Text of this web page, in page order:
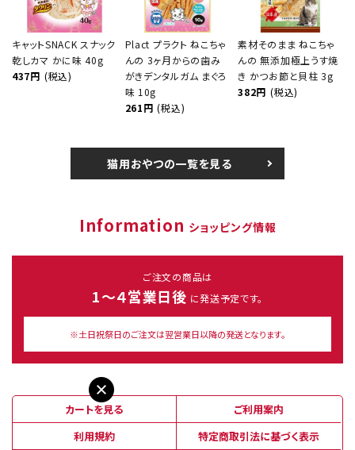
キャットSNACK スナック
乾しカマ かに味 40g
437円 (税込)
Plact プラクト ねこちゃ
んの 3ヶ月からの歯み
がきデンタルガム まぐろ
味 10g
261円 (税込)
素材そのまま ねこちゃ
んの 無添加極上うす焼
き かつお節と貝柱 3g
382円 (税込)
猫用おやつの一覧を見る
Information ショッピング情報
ご注文の商品は
1～４営業日後 に発送予定です。
※土日祝祭日のご注文は翌営業日以降の発送となります。
カートを見る
ご利用案内
利用規約
特定商取引法に基づく表示